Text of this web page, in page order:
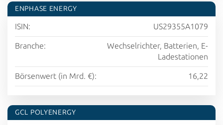
ENPHASE ENERGY
ISIN: US29355A1079
Branche:
Wechselrichter, Batterien, E-
Ladestationen
Börsenwert (in Mrd. €): 16,22
GCL POLYENERGY